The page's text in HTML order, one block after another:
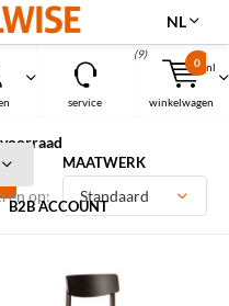
nl
service winkelwagen
0
(9)
NL
MAATWERK
B2B ACCOUNT
op: